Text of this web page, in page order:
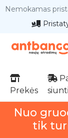
Nemokamas
Prekės
Nuo
tik